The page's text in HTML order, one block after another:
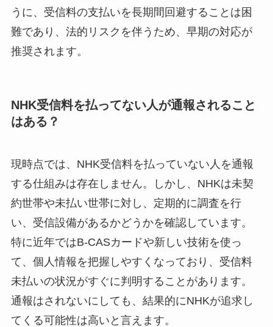
うに、受信料の支払いを長期間回避することは困
難であり、法的リスクを伴うため、早期の対応が
推奨されます。
NHK受信料を払ってない人が通報されること
はある？
現時点では、NHK受信料を払っていない人を通報
する仕組みは存在しません。しかし、NHKは未契
約世帯や未払い世帯に対し、定期的に調査を行
い、受信設備があるかどうかを確認しています。
特に近年ではB-CASカードや新しい技術を使っ
て、個人情報を把握しやすくなっており、受信料
未払いの状況がすぐに判明することがあります。
通報はされないにしても、結果的にNHKが追求し
てくる可能性は高いと言えます。